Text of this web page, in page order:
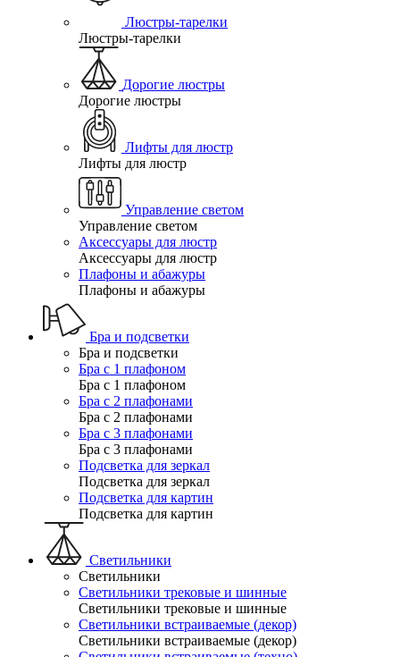
Люстры-тарелки
Люстры-тарелки
Дорогие люстры
Дорогие люстры
Лифты для люстр
Лифты для люстр
Управление светом
Управление светом
Аксессуары для люстр
Аксессуары для люстр
Плафоны и абажуры
Плафоны и абажуры
Бра и подсветки
Бра и подсветки
Бра с 1 плафоном
Бра с 1 плафоном
Бра с 2 плафонами
Бра с 2 плафонами
Бра с 3 плафонами
Бра с 3 плафонами
Подсветка для зеркал
Подсветка для зеркал
Подсветка для картин
Подсветка для картин
Светильники
Светильники
Светильники трековые и шинные
Светильники трековые и шинные
Светильники встраиваемые (декор)
Светильники встраиваемые (декор)